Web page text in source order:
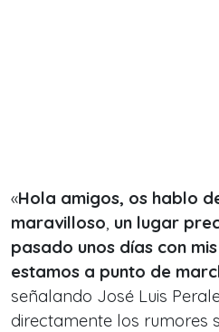
«Hola amigos, os hablo
maravilloso un lugar
pasado unos días con
estamos a punto de
señalando José Luis
directamente los rumores